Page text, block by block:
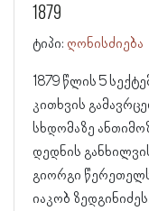
1879
ტიპი: ღონისძიება
1879 წლის 5
კითხვის
სხდომაზე
დედნის
გიორგი
იაკობ